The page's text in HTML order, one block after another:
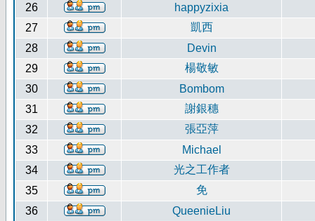
26
happyzixia
27
凱西
28
Devin
29
楊敬敏
30
Bombom
31
謝銀穗
32
張亞萍
33
Michael
34
光之工作者
35
免
36
QueenieLiu